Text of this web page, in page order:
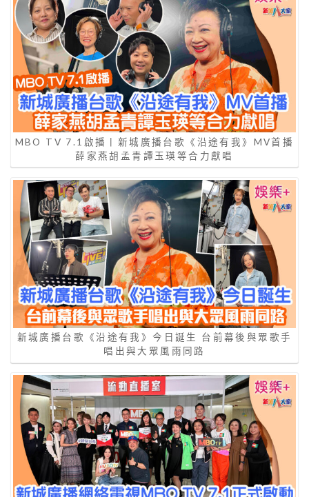
MBO TV 7.1啟播丨新城廣播台歌《沿途有我》MV首播
薛家燕胡孟青譚玉瑛等合力獻唱
新城廣播台歌《沿途有我》今日誕生 台前幕後與眾歌手
唱出與大眾風雨同路